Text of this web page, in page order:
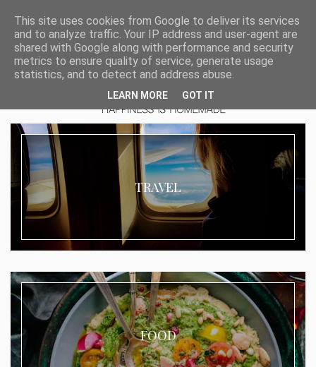
TRAVEL
FOOD
This site uses cookies from Google to deliver its services
and to analyze traffic. Your IP address and user-agent are
shared with Google along with performance and security
metrics to ensure quality of service, generate usage
statistics, and to detect and address abuse.
LEARN MORE GOT IT